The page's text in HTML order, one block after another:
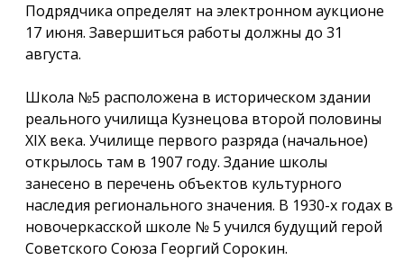
Подрядчика определят на электронном аукционе
17 июня. Завершиться работы должны до 31
августа.
Школа №5 расположена в историческом здании
реального училища Кузнецова второй половины
XIX века. Училище первого разряда (начальное)
открылось там в 1907 году. Здание школы
занесено в перечень объектов культурного
наследия регионального значения. В 1930-х годах в
новочеркасской школе № 5 учился будущий герой
Советского Союза Георгий Сорокин.